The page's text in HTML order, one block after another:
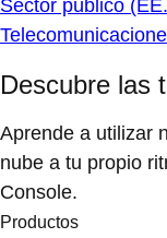
Sector público
Descubre las
Aprende a utilizar
nube a tu propio
Console.
Productos